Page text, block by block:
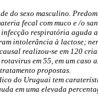
do sexo masculino.
fecal com muco e /o
infecção respiratória aguda
intolerância à lactose;
realizou-se em 120
em 55, em um caso
propostas.
do Uruguai tem
em uma elevada